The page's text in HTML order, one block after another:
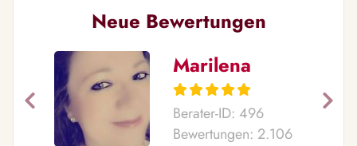
Neue Bewertungen
Marilena
Berater-ID: 496
Bewertungen: 2.106